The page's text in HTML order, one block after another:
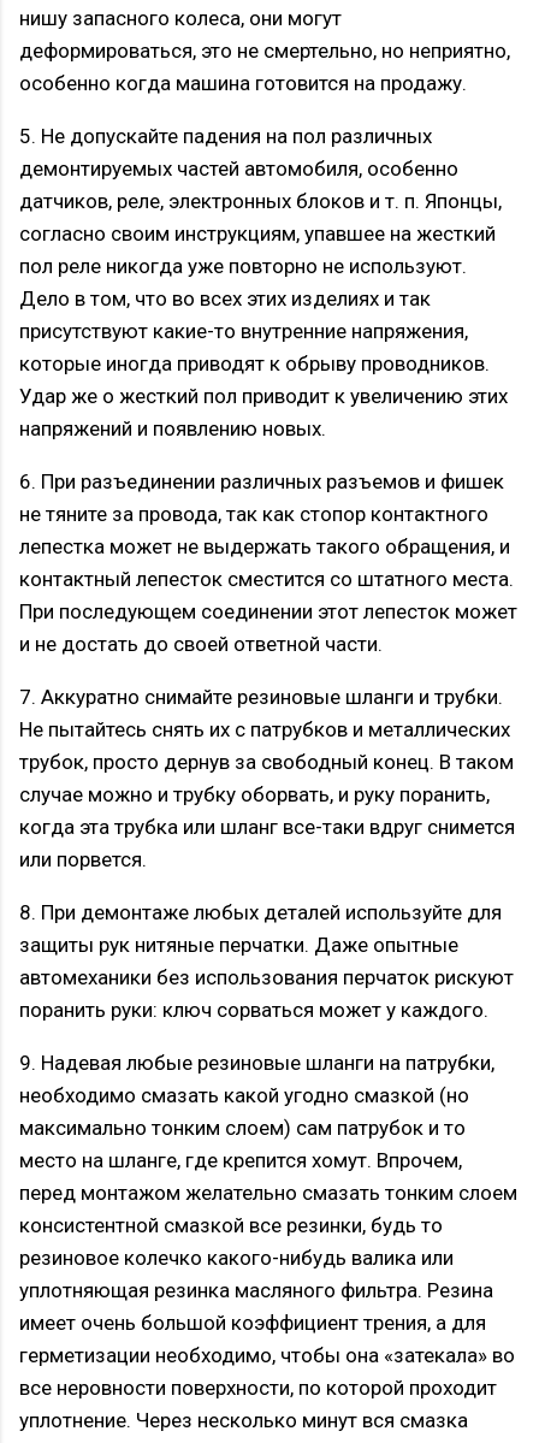
нишу запасного колеса, они могут
деформироваться, это не смертельно, но неприятно,
особенно когда машина готовится на продажу.
5. Не допускайте падения на пол различных
демонтируемых частей автомобиля, особенно
датчиков, реле, электронных блоков и т. п. Японцы,
согласно своим инструкциям, упавшее на жесткий
пол реле никогда уже повторно не используют.
Дело в том, что во всех этих изделиях и так
присутствуют какие-то внутренние напряжения,
которые иногда приводят к обрыву проводников.
Удар же о жесткий пол приводит к увеличению этих
напряжений и появлению новых.
6. При разъединении различных разъемов и фишек
не тяните за провода, так как стопор контактного
лепестка может не выдержать такого обращения, и
контактный лепесток сместится со штатного места.
При последующем соединении этот лепесток может
и не достать до своей ответной части.
7. Аккуратно снимайте резиновые шланги и трубки.
Не пытайтесь снять их с патрубков и металлических
трубок, просто дернув за свободный конец. В таком
случае можно и трубку оборвать, и руку поранить,
когда эта трубка или шланг все-таки вдруг снимется
или порвется.
8. При демонтаже любых деталей используйте для
защиты рук нитяные перчатки. Даже опытные
автомеханики без использования перчаток рискуют
поранить руки: ключ сорваться может у каждого.
9. Надевая любые резиновые шланги на патрубки,
необходимо смазать какой угодно смазкой (но
максимально тонким слоем) сам патрубок и то
место на шланге, где крепится хомут. Впрочем,
перед монтажом желательно смазать тонким слоем
консистентной смазкой все резинки, будь то
резиновое колечко какого-нибудь валика или
уплотняющая резинка масляного фильтра. Резина
имеет очень большой коэффициент трения, а для
герметизации необходимо, чтобы она «затекала» во
все неровности поверхности, по которой проходит
уплотнение. Через несколько минут вся смазка